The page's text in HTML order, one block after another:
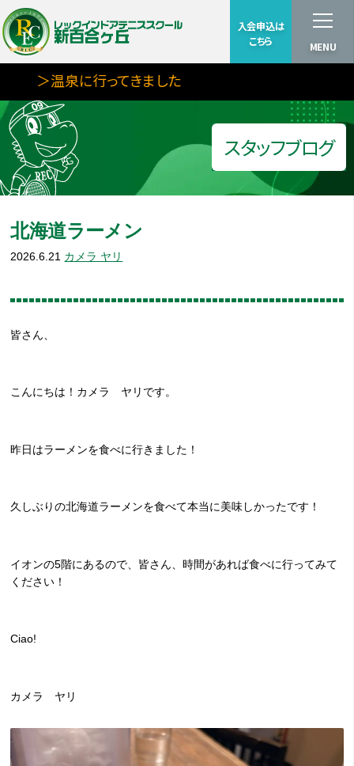
入会申込は
こちら
MENU
＞温泉に行ってきました
スタッフブログ
北海道ラーメン
2026.6.21 カメラ ヤリ
皆さん、
こんにちは！カメラ ヤリです。
昨日はラーメンを食べに行きました！
久しぶりの北海道ラーメンを食べて本当に美味しかったです！
イオンの5階にあるので、皆さん、時間があれば食べに行ってみて
ください！
Ciao!
カメラ ヤリ